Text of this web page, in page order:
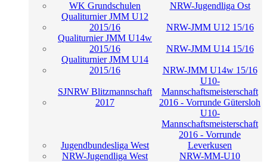
WK Grundschulen
NRW-Jugendliga Ost
Qualiturnier JMM U12
2015/16
NRW-JMM U12 15/16
Qualiturnier JMM U14w
2015/16
NRW-JMM U14 15/16
Qualiturnier JMM U14
2015/16
NRW-JMM U14w 15/16
SJNRW Blitzmannschaft
2017
U10-
Mannschaftsmeisterschaft
2016 - Vorrunde Gütersloh
Jugendbundesliga West
U10-
Mannschaftsmeisterschaft
2016 - Vorrunde
Leverkusen
NRW-Jugendliga West
NRW-MM-U10